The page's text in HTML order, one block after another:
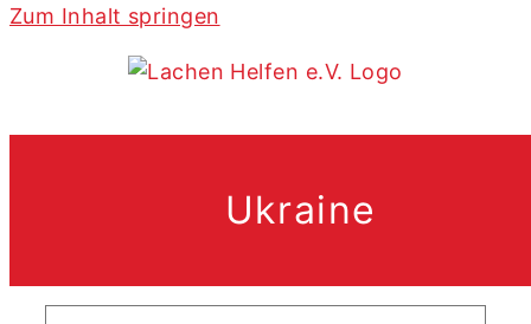
Zum Inhalt springen
Ukraine